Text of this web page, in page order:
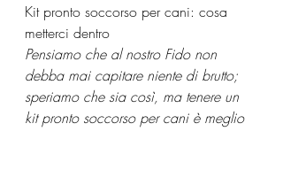
Kit pronto soccorso per cani: cosa
metterci dentro
Pensiamo che al nostro Fido non
debba mai capitare niente di brutto;
speriamo che sia così, ma tenere un
kit pronto soccorso per cani è meglio